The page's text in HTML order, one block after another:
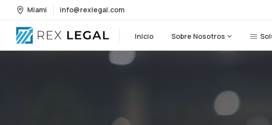
Miami info@rexlegal.com
Inicio Sobre Nosotros